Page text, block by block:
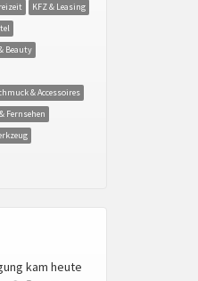
KFZ & Leasing
Beauty
& Accessoires
Fernsehen
kam heute